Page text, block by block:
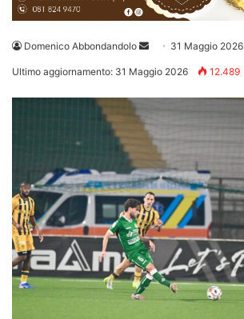
Domenico Abbondandolo
Invia 31 Maggio 2026
Ultimo aggiornamento: 31 Maggio 2026 12.489